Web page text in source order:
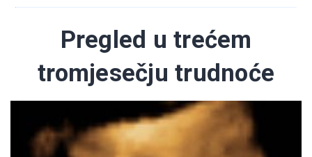
Pregled u trećem
tromjesečju trudnoće